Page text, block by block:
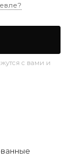
с вами и